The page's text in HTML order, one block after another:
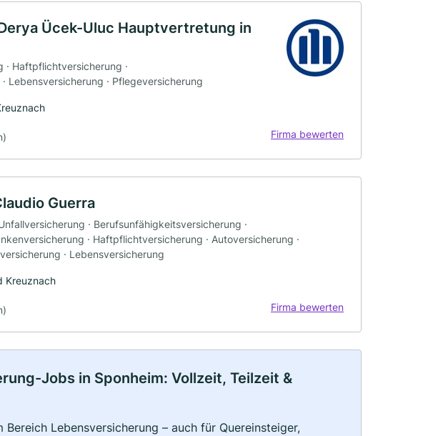
Ücek-Uluc Hauptvertretung in
· Haftpflichtversicherung ·
Lebensversicherung · Pflegeversicherung
Firma bewerten
Guerra
· Berufsunfähigkeitsversicherung ·
· Haftpflichtversicherung · Autoversicherung ·
· Lebensversicherung
Kreuznach
Firma bewerten
Jobs in Sponheim: Vollzeit, Teilzeit &
Lebensversicherung – auch für Quereinsteiger,